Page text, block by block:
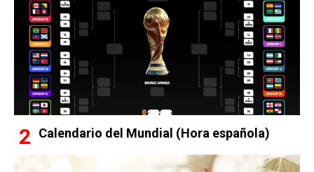
Calendario del Mundial (Hora española)